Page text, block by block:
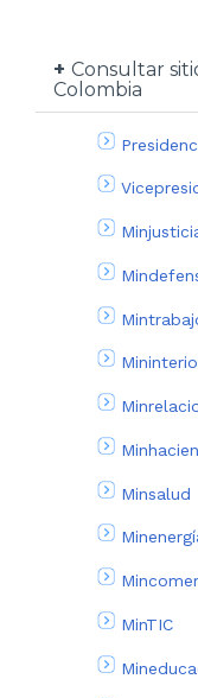
Consultar
Colombia
Minsalud
MinTIC